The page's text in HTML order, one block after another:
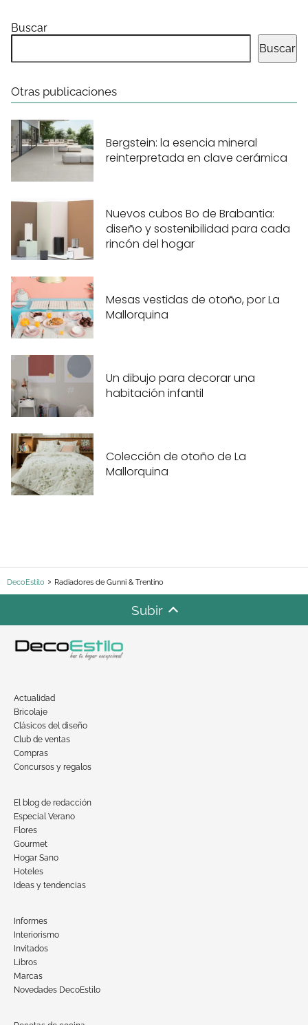
Buscar
Buscar
Otras publicaciones
Bergstein: la esencia mineral
reinterpretada en clave cerámica
Nuevos cubos Bo de Brabantia:
diseño y sostenibilidad para cada
rincón del hogar
Mesas vestidas de otoño, por La
Mallorquina
Un dibujo para decorar una
habitación infantil
Colección de otoño de La
Mallorquina
DecoEstilo Radiadores de Gunni & Trentino
Subir
Actualidad
Bricolaje
Clásicos del diseño
Club de ventas
Compras
Concursos y regalos
El blog de redacción
Especial Verano
Flores
Gourmet
Hogar Sano
Hoteles
Ideas y tendencias
Informes
Interiorismo
Invitados
Libros
Marcas
Novedades DecoEstilo